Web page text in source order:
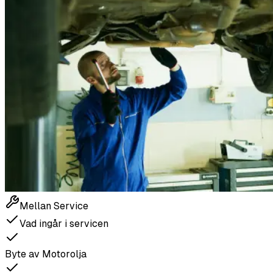
Mellan Service
Vad ingår i servicen
Byte av Motorolja